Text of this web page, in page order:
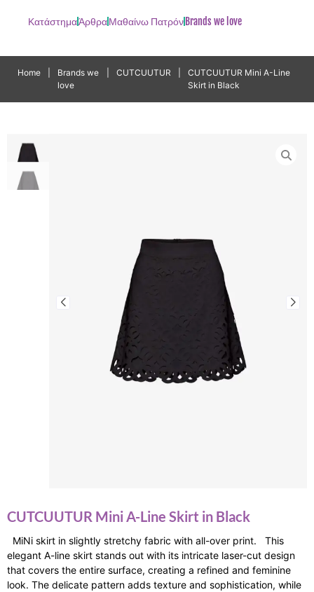
ΚατάστημαΆρθραΜαθαίνω Πατρόν Brands we love
Home
Brands we
love
CUTCUUTUR
CUTCUUTUR Mini A-Line
Skirt in Black
CUTCUUTUR Mini A-Line Skirt in Black
MiNi skirt in slightly stretchy fabric with all-over print. This
elegant A-line skirt stands out with its intricate laser-cut design
that covers the entire surface, creating a refined and feminine
look. The delicate pattern adds texture and sophistication, while